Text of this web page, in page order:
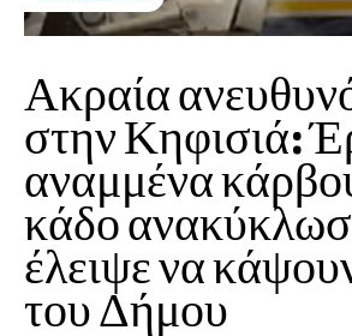
Ακραία
στην Κηφισιά:
αναμμένα
κάδο
έλειψε να
του Δήμου